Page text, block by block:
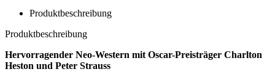
Produktbeschreibung
Produktbeschreibung
Hervorragender Neo-Western mit Oscar-Preisträger Charlton
Heston und Peter Strauss